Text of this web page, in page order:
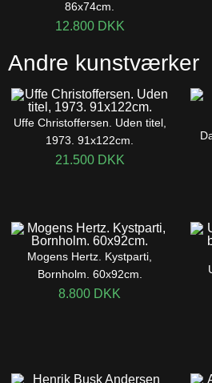
86x74cm.
12.800 DKK
Andre kunstværker
Uffe Christoffersen. Uden titel,
1973. 91x122cm.
21.500 DKK
Mogens Hertz. Kystparti,
Bornholm. 60x92cm.
8.800 DKK